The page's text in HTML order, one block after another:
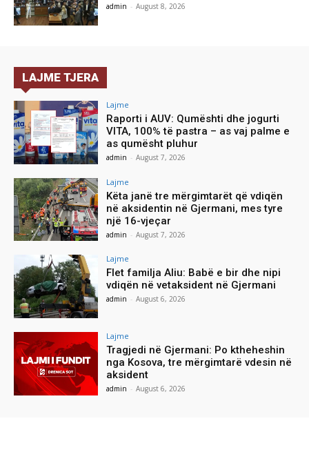
admin - August 8, 2026
LAJME TJERA
Lajme
Raporti i AUV: Qumështi dhe jogurti
VITA, 100% të pastra – as vaj palme e
as qumësht pluhur
admin - August 7, 2026
Lajme
Këta janë tre mërgimtarët që vdiqën
në aksidentin në Gjermani, mes tyre
një 16-vjeçar
admin - August 7, 2026
Lajme
Flet familja Aliu: Babë e bir dhe nipi
vdiqën në vetaksident në Gjermani
admin - August 6, 2026
Lajme
Tragjedi në Gjermani: Po ktheheshin
nga Kosova, tre mërgimtarë vdesin në
aksident
admin - August 6, 2026